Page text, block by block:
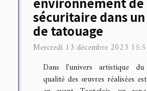
sécuritaire dans
de tatouage
Mercredi 13 décembre 2023
Dans l'univers artistique
qualité des œuvres réalisées